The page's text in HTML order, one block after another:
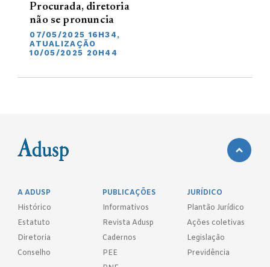
Procurada, diretoria
não se pronuncia
07/05/2025 16H34,
ATUALIZAÇÃO
10/05/2025 20H44
A ADUSP
Histórico
Estatuto
Diretoria
Conselho
PUBLICAÇÕES
Informativos
Revista Adusp
Cadernos
PEE
JURÍDICO
Plantão Jurídico
Ações coletivas
Legislação
Previdência